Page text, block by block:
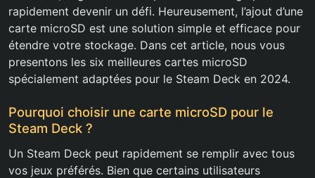
rapidement devenir un défi. Heureusement, l’ajout d’une
carte microSD est une solution simple et efficace pour
étendre votre stockage. Dans cet article, nous vous
presentons les six meilleures cartes microSD
spécialement adaptées pour le Steam Deck en 2024.
Pourquoi choisir une carte microSD pour le
Steam Deck ?
Un Steam Deck peut rapidement se remplir avec tous
vos jeux préférés. Bien que certains utilisateurs